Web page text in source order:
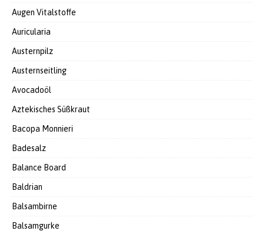
Augen Vitalstoffe
Auricularia
Austernpilz
Austernseitling
Avocadoöl
Aztekisches Süßkraut
Bacopa Monnieri
Badesalz
Balance Board
Baldrian
Balsambirne
Balsamgurke